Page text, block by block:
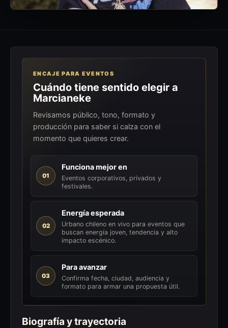
ENCAJE PARA EVENTOS
Cuándo tiene sentido elegir a
Marcianeke
Revisamos público, tono, formato y
producción para saber si calza con el
momento que quieres crear.
01
Funciona mejor en
Eventos corporativos, privados y
festivales.
02
Energía esperada
Urbano chileno en vivo para eventos que
buscan energía joven, tendencia y alto
impacto escénico.
03
Para avanzar
Confirma fecha, ciudad, audiencia y
formato para armar una propuesta útil.
Biografía y trayectoria